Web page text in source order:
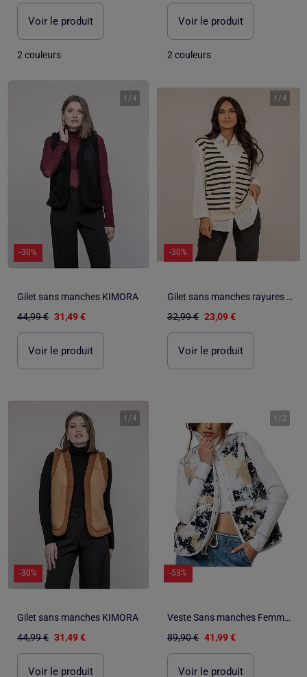
Voir le produit
2 couleurs
Voir le produit
2 couleurs
1 /4
-30%
Gilet sans manches KIMORA
44,99 € 31,49 €
Voir le produit
1 /4
-30%
Gilet sans manches rayures KILISS
32,99 € 23,09 €
Voir le produit
1 /4
-30%
Gilet sans manches KIMORA
44,99 € 31,49 €
Voir le produit
1 / 2
-53%
Veste Sans manches Femme Kaporal - XL
89,90 € 41,99 €
Voir le produit